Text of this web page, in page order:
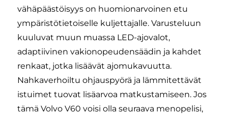
vähäpäästöisyys on huomionarvoinen etu
ympäristötietoiselle kuljettajalle. Varusteluun
kuuluvat muun muassa LED-ajovalot,
adaptiivinen vakionopeudensäädin ja kahdet
renkaat, jotka lisäävät ajomukavuutta.
Nahkaverhoiltu ohjauspyörä ja lämmitettävät
istuimet tuovat lisäarvoa matkustamiseen. Jos
tämä Volvo V60 voisi olla seuraava menopelisi,